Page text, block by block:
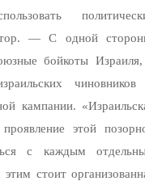
— С одной
бойкоты
кампании.
этой
с каждым
стоит